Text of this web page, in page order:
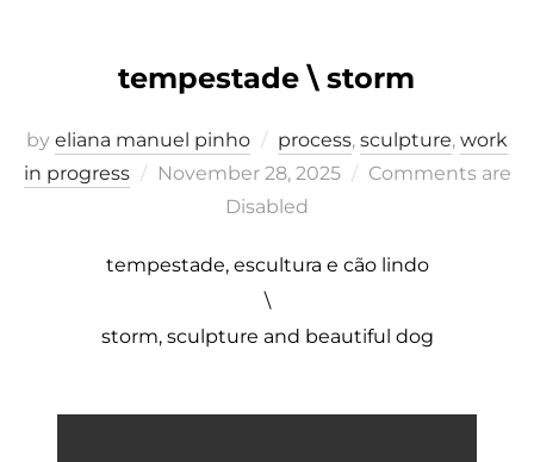
tempestade \ storm
by eliana manuel pinho process, sculpture, work
in progress
Posted
November 28, 2025
Comments are
Disabled
tempestade, escultura e cão lindo
\
storm, sculpture and beautiful dog